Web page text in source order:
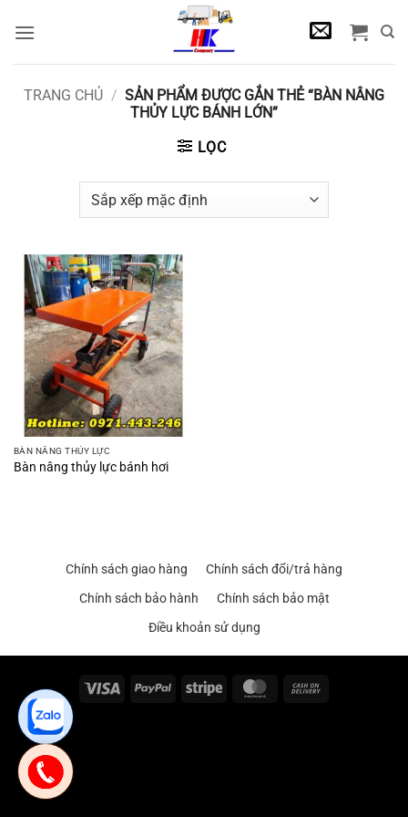
qua
TRANG CHỦ / SẢN PHẨM ĐƯỢC GẮN THẺ “BÀN NÂNG
THỦY LỰC BÁNH LỚN”
LỌC
BÀN NÂNG THỦY LỰC
Bàn nâng thủy lực bánh hơi
Chính sách giao hàng
Chính sách đổi/trả hàng
Chính sách bảo hành
Chính sách bảo mật
Điều khoản sử dụng
Visa PayPal Stripe MasterCard